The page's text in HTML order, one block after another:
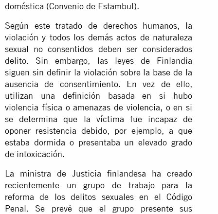
doméstica (Convenio de Estambul).
Según este tratado de derechos humanos, la
violación y todos los demás actos de naturaleza
sexual no consentidos deben ser considerados
delito. Sin embargo, las leyes de Finlandia
siguen sin definir la violación sobre la base de la
ausencia de consentimiento. En vez de ello,
utilizan una definición basada en si hubo
violencia física o amenazas de violencia, o en si
se determina que la víctima fue incapaz de
oponer resistencia debido, por ejemplo, a que
estaba dormida o presentaba un elevado grado
de intoxicación.
La ministra de Justicia finlandesa ha creado
recientemente un grupo de trabajo para la
reforma de los delitos sexuales en el Código
Penal. Se prevé que el grupo presente sus